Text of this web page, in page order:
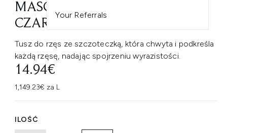
Your Referrals
MASCARA TUSZ DO RZĘS –
CZARNY 13 ML
Tusz do rzęs ze szczoteczką, która chwyta i podkreśla
każdą rzęsę, nadając spojrzeniu wyrazistości.
14.94€
1,149.23€ za L
ILOŚĆ